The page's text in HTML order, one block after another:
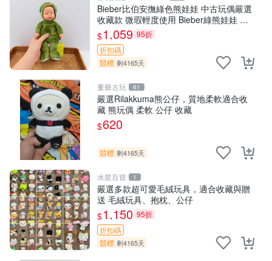
Bieber比伯安撫綠色熊娃娃 中古玩偶嚴選
收藏款 微瑕輕度使用 Bieber綠熊娃娃 中
古玩偶 微瑕
$1,059 95折
折扣碼
競標 剩4165天
董爺古玩 61
嚴選Rilakkuma熊公仔，質地柔軟適合收
藏 熊玩偶 柔軟 公仔 收藏
$620
競標 剩4165天
水星百貨 1
嚴選多款超可愛毛絨玩具，適合收藏與贈
送 毛絨玩具、抱枕、公仔
$1,150 95折
折扣碼
競標 剩4165天